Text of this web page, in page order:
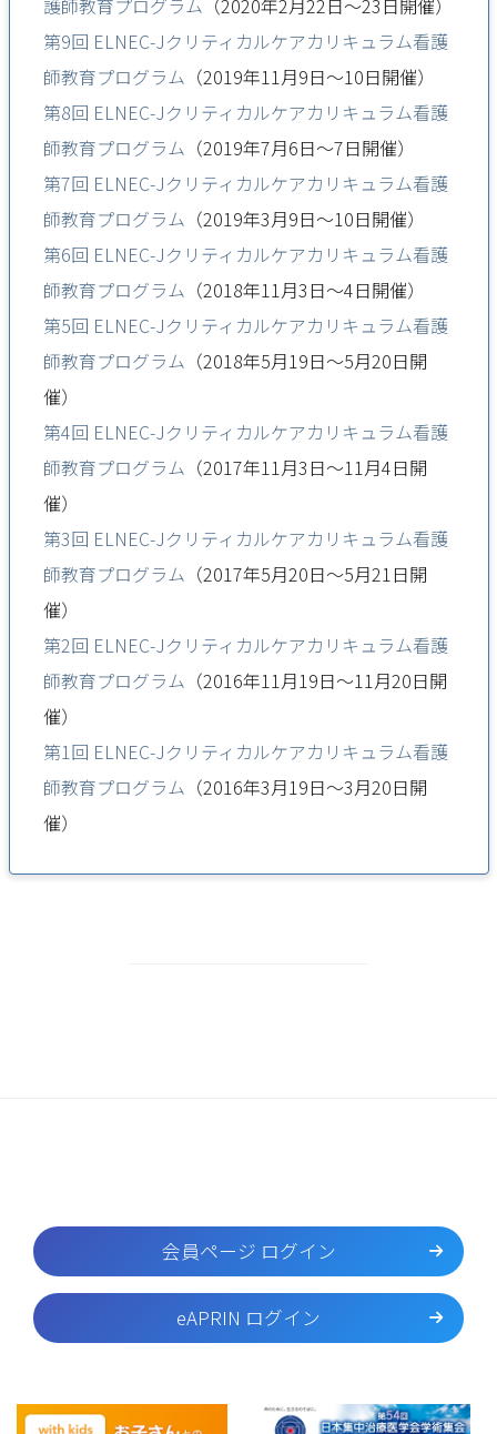
護師教育プログラム （2020年2月22日～23日開催）
第9回 ELNEC-Jクリティカルケアカリキュラム看護
師教育プログラム （2019年11月9日～10日開催）
第8回 ELNEC-Jクリティカルケアカリキュラム看護
師教育プログラム （2019年7月6日～7日開催）
第7回 ELNEC-Jクリティカルケアカリキュラム看護
師教育プログラム （2019年3月9日～10日開催）
第6回 ELNEC-Jクリティカルケアカリキュラム看護
師教育プログラム （2018年11月3日～4日開催）
第5回 ELNEC-Jクリティカルケアカリキュラム看護
師教育プログラム （2018年5月19日～5月20日開
催）
第4回 ELNEC-Jクリティカルケアカリキュラム看護
師教育プログラム （2017年11月3日～11月4日開
催）
第3回 ELNEC-Jクリティカルケアカリキュラム看護
師教育プログラム （2017年5月20日～5月21日開
催）
第2回 ELNEC-Jクリティカルケアカリキュラム看護
師教育プログラム （2016年11月19日～11月20日開
催）
第1回 ELNEC-Jクリティカルケアカリキュラム看護
師教育プログラム （2016年3月19日～3月20日開
催）
会員ページ ログイン
eAPRIN ログイン